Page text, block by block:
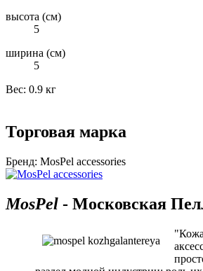
высота (см)
5
ширина (см)
5
Вес: 0.9 кг
Торговая марка
Бренд: MosPel accessories
MosPel - Московская